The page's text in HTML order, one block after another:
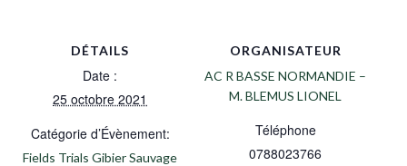
DÉTAILS
Date :
25 octobre 2021
Catégorie d’Évènement:
Fields Trials Gibier Sauvage
ORGANISATEUR
AC R BASSE NORMANDIE –
M. BLEMUS LIONEL
Téléphone
0788023766